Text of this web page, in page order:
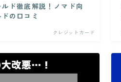
ド徹底解説！ノマド向
の口コミ
クレジットカード